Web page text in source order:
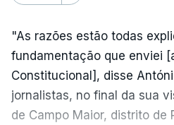
"As razões estão todas
fundamentação que enviei
Constitucional], disse
jornalistas, no final da sua
de Campo Maior, distrito de